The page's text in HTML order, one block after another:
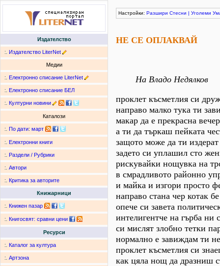
Издателство
:. Издателство LiterNet
Медии
:. Електронно списание LiterNet
:. Електронно списание БЕЛ
:. Културни новини
Каталози
:. По дати: март
:. Електронни книги
:. Раздели / Рубрики
:. Автори
:. Критика за авторите
Книжарници
:. Книжен пазар
:. Книгосвят: сравни цени
Ресурси
:. Каталог за култура
:. Артзона
Настройки: Разшири Стесни | Уголеми
НЕ СЕ ОПЛАКВАЙ
На Владо Недялков
проклет късметлия си
направо малко тука ти
макар да е прекрасна
а ти да търкаш пейката
защото може да ти
задето си уплашил сто
рискувайки нощувка на
в смрадливото районно
и майка и изгoри просто
направо стана чер котак
опече си завета
интелигентче на гърба ни
си мислят злобно тетки
нормално е завиждам ти
проклет късметлия си
как цяла нощ да дразниш